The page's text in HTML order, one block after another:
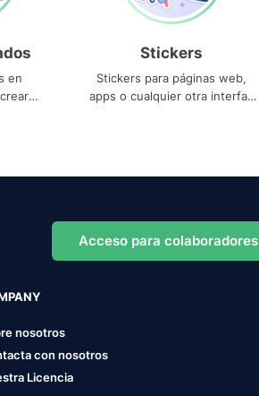
en
Stickers
Stickers para páginas web,
apps o cualquier otra interfaz
Acceso para colaboradores
nosotros
con nosotros
Licencia